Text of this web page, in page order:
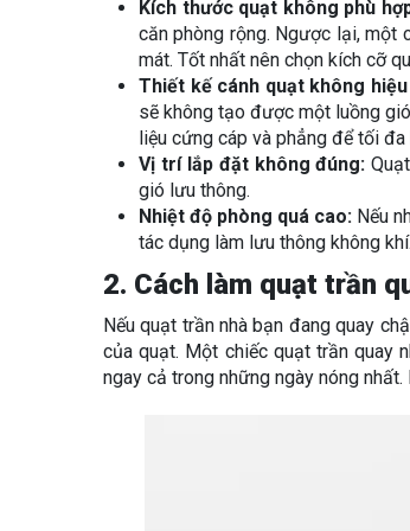
Kích thước quạt không phù
căn phòng rộng. Ngược lại, một
mát. Tốt nhất nên chọn kích cỡ
Thiết kế cánh quạt không
sẽ không tạo được một luồng
liệu cứng cáp và phẳng để tối
Vị trí lắp đặt không đúng:
gió lưu thông.
Nhiệt độ phòng quá cao: Nếu
tác dụng làm lưu thông không khí.
2. Cách làm quạt trần
Nếu quạt trần nhà bạn đang quay
của quạt. Một chiếc quạt trần quay
ngay cả trong những ngày nóng